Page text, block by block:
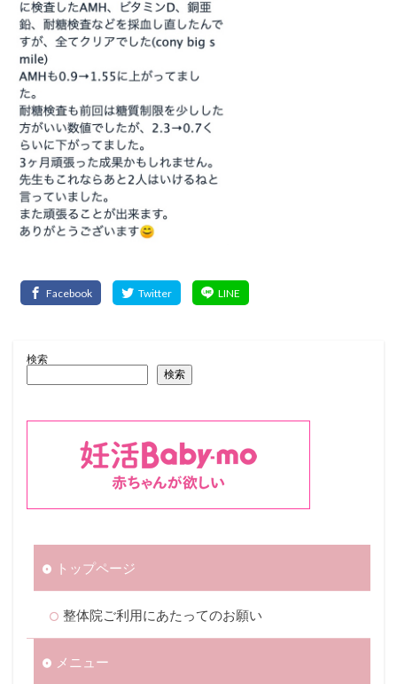
検索
検索
トップページ
整体院ご利用にあたってのお願い
メニュー